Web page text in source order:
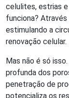
celulites, estrias
funciona?
estimulando a
renovação celular.
Mas não é só
profunda dos
penetração de
potencializa os